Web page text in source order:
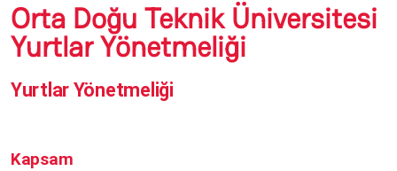
Orta Doğu Teknik Üniversitesi
Yurtlar Yönetmeliği
Yurtlar Yönetmeliği
Kapsam